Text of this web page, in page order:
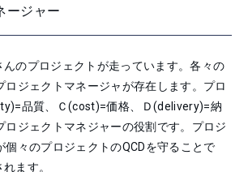
ージャー
のプロジェクトが走っています。各々の
ロジェクトマネージャが存在します。プロ
品質、Ｃ(cost)=価格、Ｄ(delivery)=納
ロジェクトマネジャーの役割です。プロジ
個々のプロジェクトのQCDを守ることで
ます。